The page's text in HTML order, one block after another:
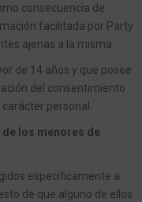
consecuencia de
facilitada por Party
ajenas a la misma.
de 14 años y que posee
del consentimiento
personal.
los menores de
específicamente a
de que alguno de ellos